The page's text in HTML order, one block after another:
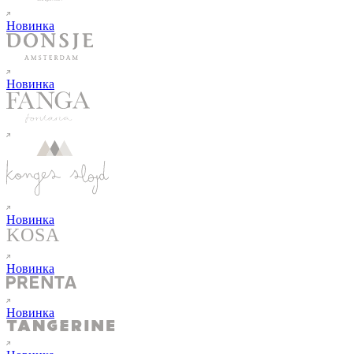
Новинка
Новинка
Новинка
Новинка
Новинка